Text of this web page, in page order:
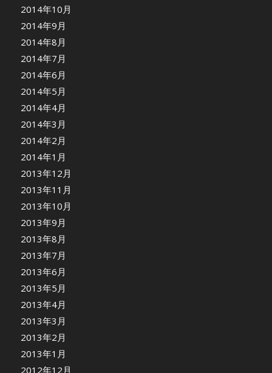
2014年10月
2014年9月
2014年8月
2014年7月
2014年6月
2014年5月
2014年4月
2014年3月
2014年2月
2014年1月
2013年12月
2013年11月
2013年10月
2013年9月
2013年8月
2013年7月
2013年6月
2013年5月
2013年4月
2013年3月
2013年2月
2013年1月
2012年12月